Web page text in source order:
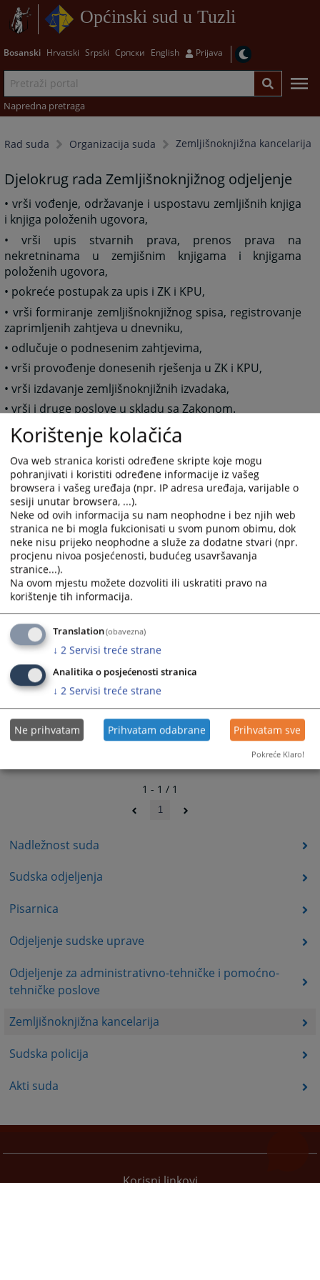
Općinski sud u Tuzli
Bosanski Hrvatski Srpski Српски English Prijava
Napredna pretraga
Rad suda Organizacija suda Zemljišnoknjižna kancelarija
Nadležnost suda
Sudska odjeljenja
Pisarnica
Odjeljenje sudske uprave
Odjeljenje za administrativno-tehničke i pomoćno-
tehničke poslove
Zemljišnoknjižna kancelarija
Sudska policija
Akti suda
Djelokrug rada Zemljišnoknjižnog odjeljenje
• vrši vođenje, održavanje i uspostavu zemljišnih knjiga
i knjiga položenih ugovora,
• vrši upis stvarnih prava, prenos prava na
nekretninama u zemjišnim knjigama i knjigama
položenih ugovora,
• pokreće postupak za upis i ZK i KPU,
• vrši formiranje zemljišnoknjižnog spisa, registrovanje
zaprimljenih zahtjeva u dnevniku,
• odlučuje o podnesenim zahtjevima,
• vrši provođenje donesenih rješenja u ZK i KPU,
• vrši izdavanje zemljišnoknjižnih izvadaka,
• vrši i druge poslove u skladu sa Zakonom.
1682PREGLEDA
1 - 1 / 1
1
Korisni linkovi
Korištenje kolačića
Ova web stranica koristi određene skripte koje mogu
pohranjivati i koristiti određene informacije iz vašeg
browsera i vašeg uređaja (npr. IP adresa uređaja, varijable o
sesiji unutar browsera, ...).
Neke od ovih informacija su nam neophodne i bez njih web
stranica ne bi mogla fukcionisati u svom punom obimu, dok
neke nisu prijeko neophodne a služe za dodatne stvari (npr.
procjenu nivoa posjećenosti, budućeg usavršavanja
stranice...).
Na ovom mjestu možete dozvoliti ili uskratiti pravo na
korištenje tih informacija.
Translation(obavezna)
↓ 2 Servisi treće strane
Analitika o posjećenosti stranica
↓ 2 Servisi treće strane
Ne prihvatam Prihvatam odabrane Prihvatam sve
Pokreće Klaro!